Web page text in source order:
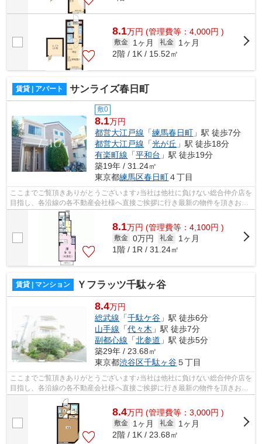
8.1万円 (管理費等：4,000円 )
敷金 1ヶ月 礼金
1ヶ月
2階 / 1K / 15.52㎡
賃貸 | アパート サンライズ春日町
敷0
8.1万円
都営大江戸線 「練馬春日町 」駅 徒歩7分
都営大江戸線 「光が丘 」駅 徒歩18分
有楽町線 「平和台 」駅 徒歩19分
築19年 / 31.24㎡
東京都練馬区春日町４丁目
ここまでご覧頂きありがとうございます♪当社は他社に負けない総合仲介店を
目指し、各沿線の各不動産会社様へ直接ご挨拶に行き最新の物件を頂きお客
様へ提供しております！最新の情報は...
8.1万円 (管理費等：4,100円 )
敷金 0万円 礼金
1ヶ月
1階 / 1R / 31.24㎡
賃貸 | マンション Ｙフラッツ千駄ヶ谷
8.4万円
総武線 「千駄ケ谷 」駅 徒歩6分
山手線 「代々木 」駅 徒歩7分
副都心線 「北参道 」駅 徒歩5分
築29年 / 23.68㎡
東京都渋谷区千駄ヶ谷５丁目
ここまでご覧頂きありがとうございます♪当社は他社に負けない総合仲介店を
目指し、各沿線の各不動産会社様へ直接ご挨拶に行き最新の物件を頂きお客
様へ提供しております！最新の情報は...
8.4万円 (管理費等：3,000円 )
敷金 1ヶ月 礼金
1ヶ月
2階 / 1K / 23.68㎡